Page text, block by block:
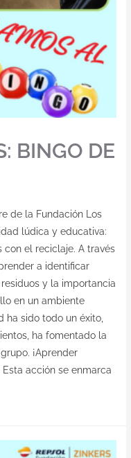
BINGO DE
de la Fundación Los
lúdica y educativa:
con el reciclaje. A través
a identificar
y la importancia
en un ambiente
ha sido todo un éxito,
ha fomentado la
¡Aprender
acción se enmarca